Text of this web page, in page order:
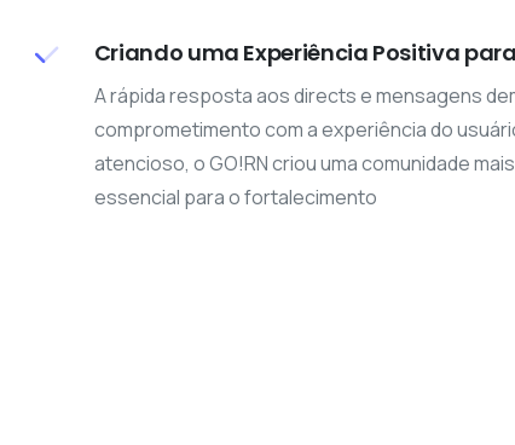
Criando uma Experiência Positiva
A rápida resposta aos directs e mensagens
comprometimento com a experiência do
atencioso, o GO!RN criou uma comunidade
essencial para o fortalecimento